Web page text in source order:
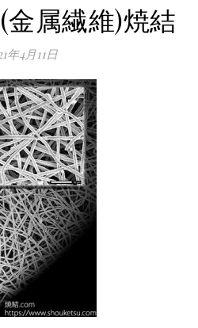
属繊維)焼結
年4月11日